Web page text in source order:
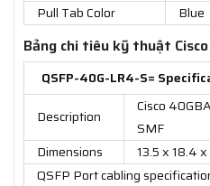
Pull Tab Color
Blue
Bảng chi tiêu kỹ thuật
QSFP-40G-LR4-S=
Description
Cisco
SMF
Dimensions
13.5 x 18.4
QSFP Port cabling